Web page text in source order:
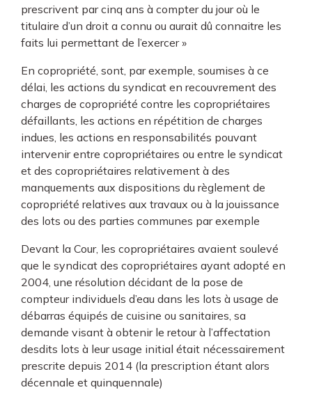
prescrivent par cinq ans à compter du jour où le
titulaire d’un droit a connu ou aurait dû connaitre les
faits lui permettant de l’exercer »
En copropriété, sont, par exemple, soumises à ce
délai, les actions du syndicat en recouvrement des
charges de copropriété contre les copropriétaires
défaillants, les actions en répétition de charges
indues, les actions en responsabilités pouvant
intervenir entre copropriétaires ou entre le syndicat
et des copropriétaires relativement à des
manquements aux dispositions du règlement de
copropriété relatives aux travaux ou à la jouissance
des lots ou des parties communes par exemple
Devant la Cour, les copropriétaires avaient soulevé
que le syndicat des copropriétaires ayant adopté en
2004, une résolution décidant de la pose de
compteur individuels d’eau dans les lots à usage de
débarras équipés de cuisine ou sanitaires, sa
demande visant à obtenir le retour à l’affectation
desdits lots à leur usage initial était nécessairement
prescrite depuis 2014 (la prescription étant alors
décennale et quinquennale)